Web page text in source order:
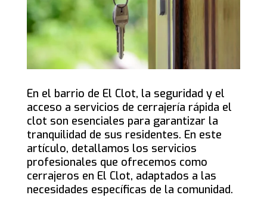
En el barrio de El Clot, la seguridad y el
acceso a servicios de cerrajería rápida el
clot son esenciales para garantizar la
tranquilidad de sus residentes. En este
artículo, detallamos los servicios
profesionales que ofrecemos como
cerrajeros en El Clot, adaptados a las
necesidades específicas de la comunidad.